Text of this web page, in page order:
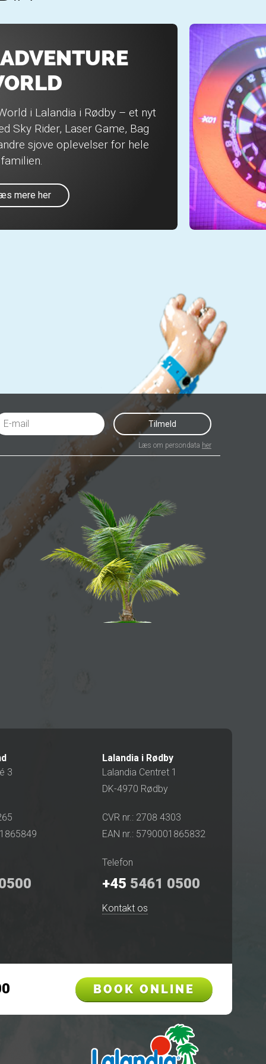
i Lalandia i Rødby – et nyt
Sky Rider, Laser Game, Bag
sjove oplevelser for hele
familien.
mere her
Tilmeld
Læs om persondata her
3
Lalandia i Rødby
Lalandia Centret 1
DK-4970 Rødby
CVR nr.: 2708 4303
EAN nr.: 5790001865832
Telefon
+45 5461 0500
Kontakt os
BOOK ONLINE